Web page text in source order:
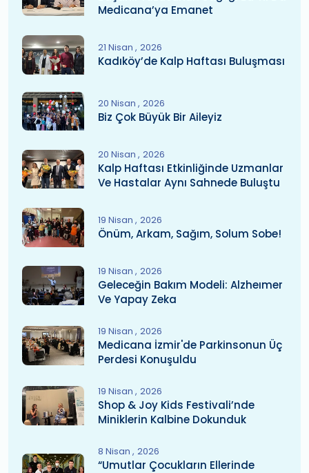
Medicana’ya Emanet
21 Nisan 2026
Kadıköy’de Kalp Haftası Buluşması
20 Nisan 2026
Biz Çok Büyük Bir Aileyiz
20 Nisan 2026
Kalp Haftası Etkinliğinde Uzmanlar
Ve Hastalar Aynı Sahnede Buluştu
19 Nisan 2026
Önüm, Arkam, Sağım, Solum Sobe!
19 Nisan 2026
Geleceğin Bakım Modeli: Alzheımer
Ve Yapay Zeka
19 Nisan 2026
Medicana İzmir'de Parkinsonun Üç
Perdesi Konuşuldu
19 Nisan 2026
Shop & Joy Kids Festivali’nde
Miniklerin Kalbine Dokunduk
8 Nisan 2026
“Umutlar Çocukların Ellerinde